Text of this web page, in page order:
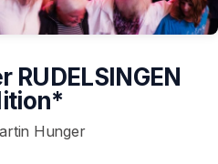
RUDELSINGEN
Hunger